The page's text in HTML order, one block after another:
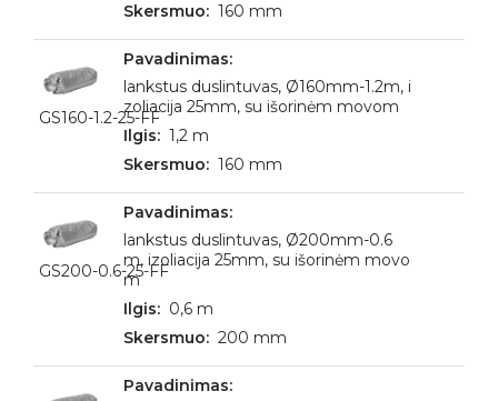
160 mm
GS160-1.2-25-FF
lankstus duslintuvas, Ø160mm-1.2m, i
zoliacija 25mm, su išorinėm movom
1,2 m
160 mm
GS200-0.6-25-FF
lankstus duslintuvas, Ø200mm-0.6
m, izoliacija 25mm, su išorinėm movo
m
0,6 m
200 mm